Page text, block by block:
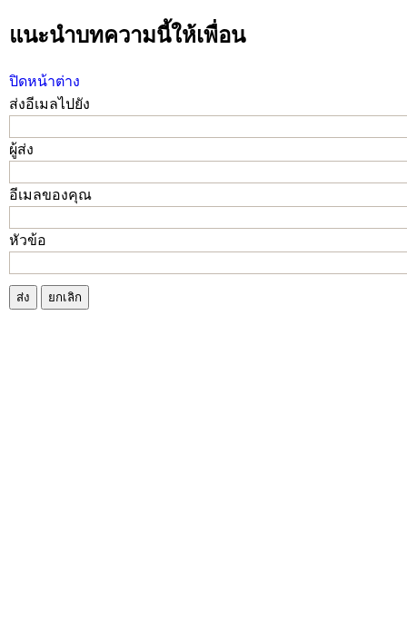
แนะนำบทความนี้ให้เพื่อน
ปิดหน้าต่าง
ส่งอีเมลไปยัง
ผู้ส่ง
อีเมลของคุณ
หัวข้อ
ส่ง ยกเลิก